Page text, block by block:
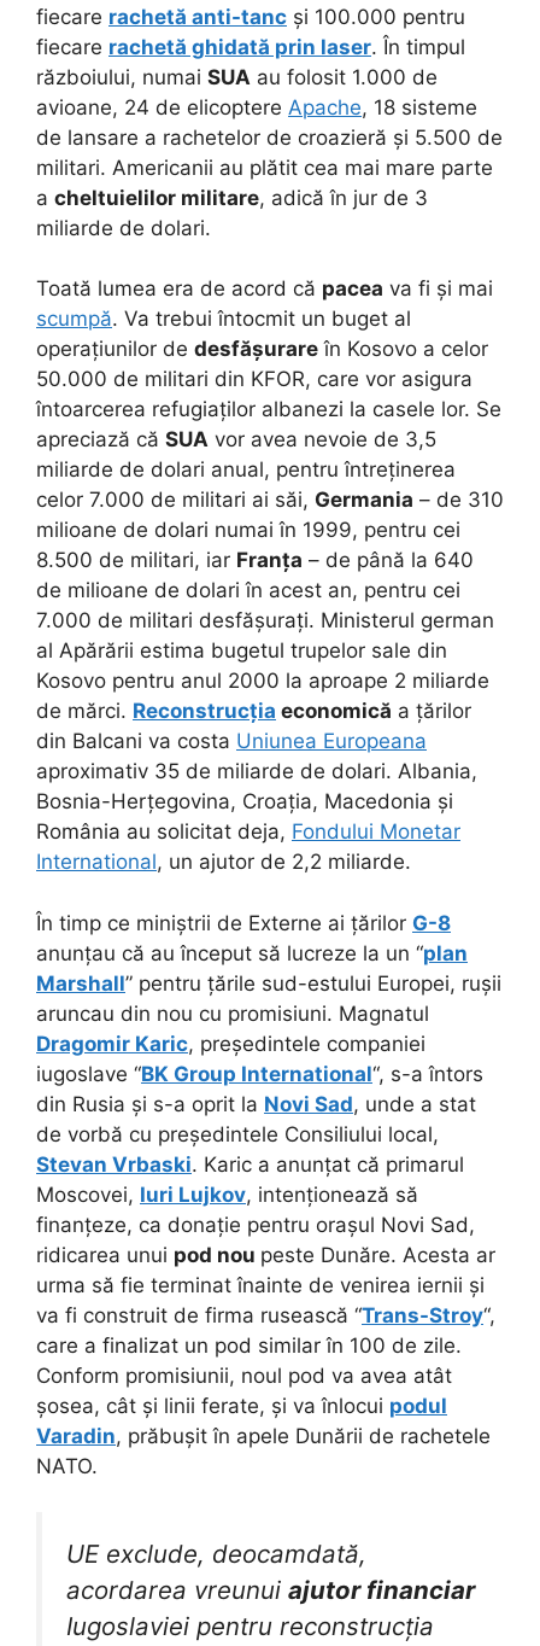
fiecare rachetă anti-tanc și 100.000 pentru
fiecare rachetă ghidată prin laser. În timpul
războiului, numai SUA au folosit 1.000 de
avioane, 24 de elicoptere Apache, 18 sisteme
de lansare a rachetelor de croazieră și 5.500 de
militari. Americanii au plătit cea mai mare parte
a cheltuielilor militare, adică în jur de 3
miliarde de dolari.
Toată lumea era de acord că pacea va fi și mai
scumpă. Va trebui întocmit un buget al
operațiunilor de desfășurare în Kosovo a celor
50.000 de militari din KFOR, care vor asigura
întoarcerea refugiaților albanezi la casele lor. Se
apreciază că SUA vor avea nevoie de 3,5
miliarde de dolari anual, pentru întreținerea
celor 7.000 de militari ai săi, Germania – de 310
milioane de dolari numai în 1999, pentru cei
8.500 de militari, iar Franța – de până la 640
de milioane de dolari în acest an, pentru cei
7.000 de militari desfășurați. Ministerul german
al Apărării estima bugetul trupelor sale din
Kosovo pentru anul 2000 la aproape 2 miliarde
de mărci. Reconstrucția economică a țărilor
din Balcani va costa Uniunea Europeana
aproximativ 35 de miliarde de dolari. Albania,
Bosnia-Herțegovina, Croația, Macedonia și
România au solicitat deja, Fondului Monetar
International, un ajutor de 2,2 miliarde.
În timp ce miniștrii de Externe ai țărilor G-8
anunțau că au început să lucreze la un “plan
Marshall” pentru țările sud-estului Europei, rușii
aruncau din nou cu promisiuni. Magnatul
Dragomir Karic, președintele companiei
iugoslave “BK Group International“, s-a întors
din Rusia și s-a oprit la Novi Sad, unde a stat
de vorbă cu președintele Consiliului local,
Stevan Vrbaski. Karic a anunțat că primarul
Moscovei, Iuri Lujkov, intenționează să
finanțeze, ca donație pentru orașul Novi Sad,
ridicarea unui pod nou peste Dunăre. Acesta ar
urma să fie terminat înainte de venirea iernii și
va fi construit de firma rusească “Trans-Stroy“,
care a finalizat un pod similar în 100 de zile.
Conform promisiunii, noul pod va avea atât
șosea, cât și linii ferate, și va înlocui podul
Varadin, prăbușit în apele Dunării de rachetele
NATO.
UE exclude, deocamdată,
acordarea vreunui ajutor financiar
Iugoslaviei pentru reconstrucția